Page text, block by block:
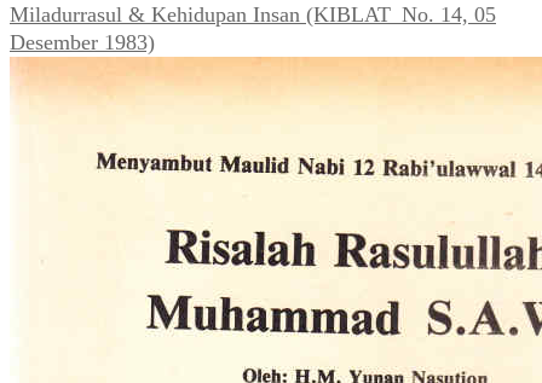
Miladurrasul & Kehidupan Insan (KIBLAT_No. 14, 05
Desember 1983)